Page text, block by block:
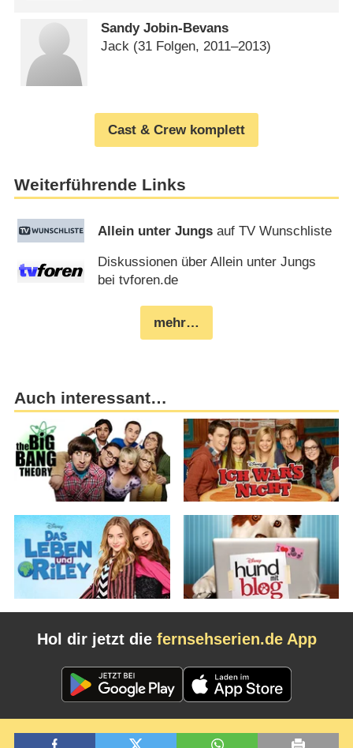
Sandy Jobin-Bevans
Jack (31 Folgen, 2011⁠–⁠2013)
Cast & Crew komplett
Weiterführende Links
Allein unter Jungs auf TV Wunschliste
Diskussionen über Allein unter Jungs
bei tvforen.de
mehr…
Auch interessant…
Hol dir jetzt die fernsehserien.de App